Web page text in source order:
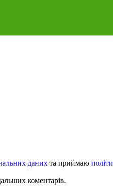
даних та приймаю
коментарів.